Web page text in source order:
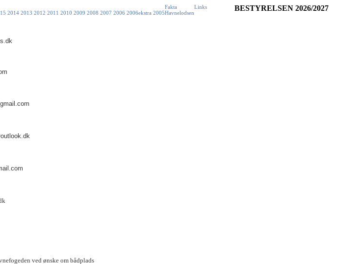
2014 2013 2012 2011 2010 2009 2008 2007 2006 2006ekstra 2005
Fakta
Havnelodsen
Links BESTYRELSEN 2026/2027
ved ønske om bådplads